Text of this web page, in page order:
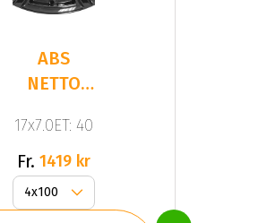
ABS
NETTO
GLOSS
BLACK
17x7.0ET: 40
Fr. 1419 kr